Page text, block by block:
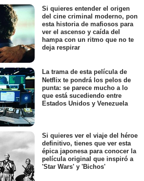
Si quieres entender el origen
del cine criminal moderno, pon
esta historia de mafiosos para
ver el ascenso y caída del
hampa con un ritmo que no te
deja respirar
La trama de esta película de
Netflix te pondrá los pelos de
punta: se parece mucho a lo
que está sucediendo entre
Estados Unidos y Venezuela
Si quieres ver el viaje del héroe
definitivo, tienes que ver esta
épica japonesa para conocer la
película original que inspiró a
'Star Wars' y 'Bichos'